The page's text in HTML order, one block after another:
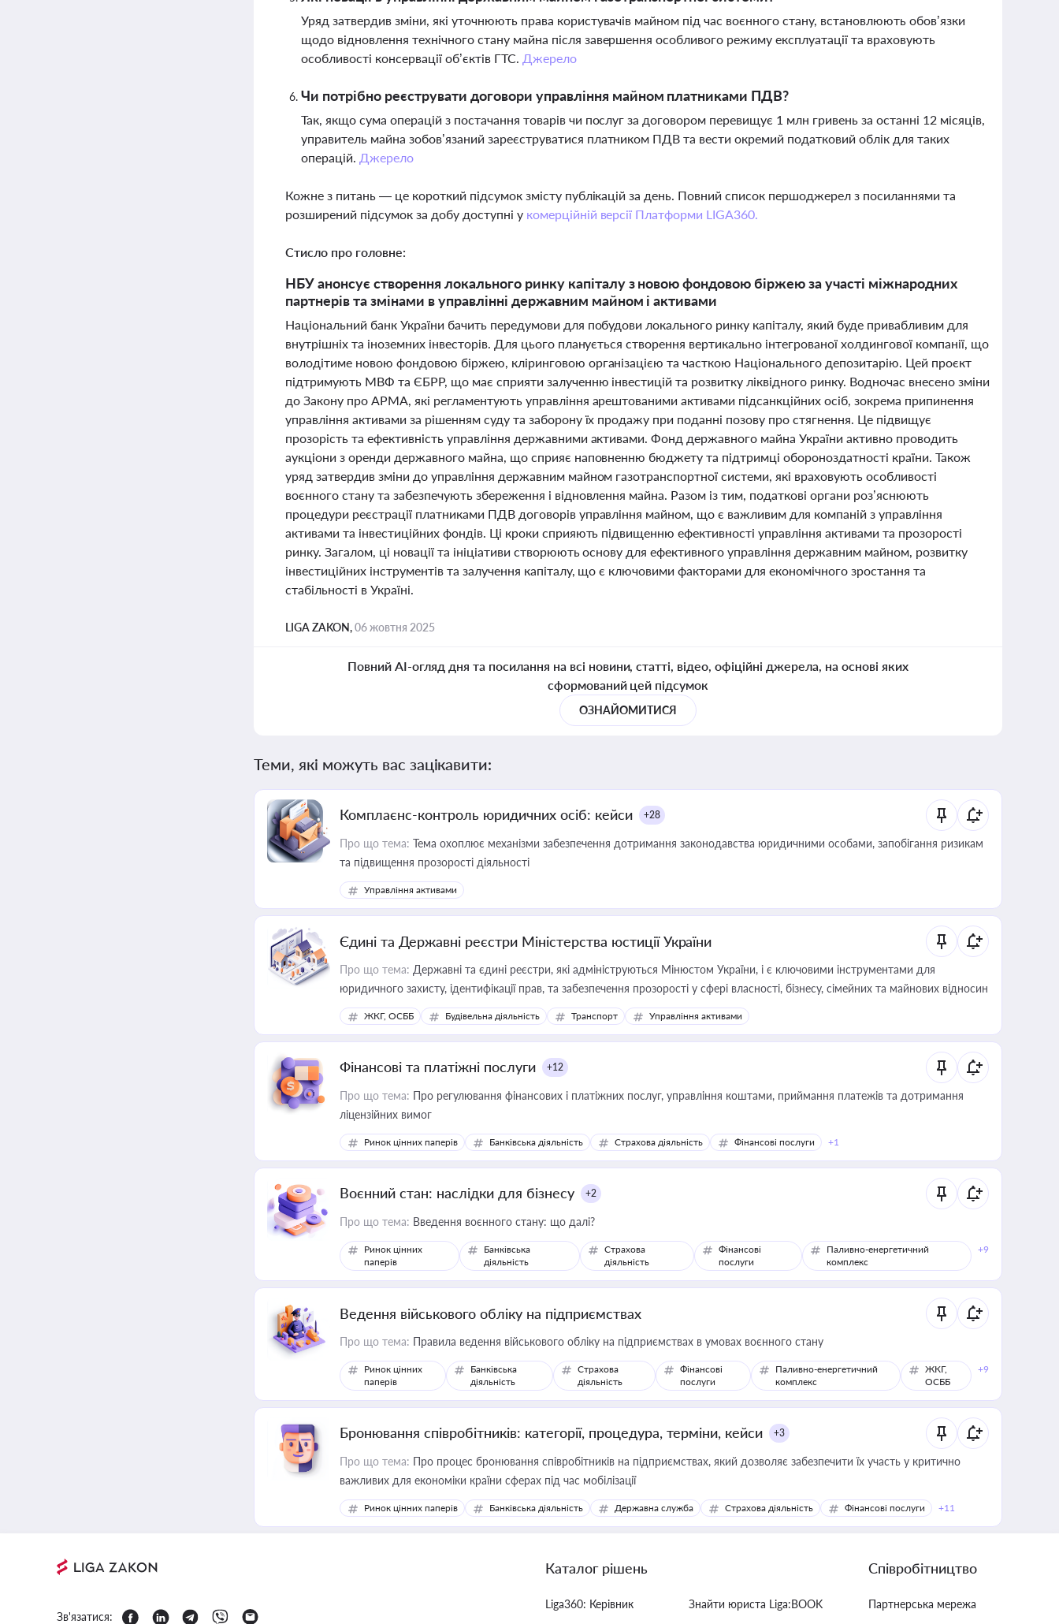
Уряд затвердив зміни, які уточнюють права користувачів майном під час воєнного стану, встановлюють обов’язки
щодо відновлення технічного стану майна після завершення особливого режиму експлуатації та враховують
особливості консервації об’єктів ГТС. Джерело
Чи потрібно реєструвати договори управління майном платниками ПДВ?
Так, якщо сума операцій з постачання товарів чи послуг за договором перевищує 1 млн гривень за останні 12 місяців,
управитель майна зобов’язаний зареєструватися платником ПДВ та вести окремий податковий облік для таких
операцій. Джерело
Кожне з питань — це короткий підсумок змісту публікацій за день. Повний список першоджерел з посиланнями та
розширений підсумок за добу доступні у комерційній версії Платформи LIGA360.
Стисло про головне:
НБУ анонсує створення локального ринку капіталу з новою фондовою біржею за участі міжнародних
партнерів та змінами в управлінні державним майном і активами
Національний банк України бачить передумови для побудови локального ринку капіталу, який буде привабливим для
внутрішніх та іноземних інвесторів. Для цього планується створення вертикально інтегрованої холдингової компанії, що
володітиме новою фондовою біржею, кліринговою організацією та часткою Національного депозитарію. Цей проєкт
підтримують МВФ та ЄБРР, що має сприяти залученню інвестицій та розвитку ліквідного ринку. Водночас внесено зміни
до Закону про АРМА, які регламентують управління арештованими активами підсанкційних осіб, зокрема припинення
управління активами за рішенням суду та заборону їх продажу при поданні позову про стягнення. Це підвищує
прозорість та ефективність управління державними активами. Фонд державного майна України активно проводить
аукціони з оренди державного майна, що сприяє наповненню бюджету та підтримці обороноздатності країни. Також
уряд затвердив зміни до управління державним майном газотранспортної системи, які враховують особливості
воєнного стану та забезпечують збереження і відновлення майна. Разом із тим, податкові органи роз’яснюють
процедури реєстрації платниками ПДВ договорів управління майном, що є важливим для компаній з управління
активами та інвестиційних фондів. Ці кроки сприяють підвищенню ефективності управління активами та прозорості
ринку. Загалом, ці новації та ініціативи створюють основу для ефективного управління державним майном, розвитку
інвестиційних інструментів та залучення капіталу, що є ключовими факторами для економічного зростання та
стабільності в Україні.
LIGA ZAKON,06 жовтня 2025
Повний AI-огляд дня та посилання на всі новини, статті, відео, офіційні джерела, на основі яких
сформований цей підсумок
ОЗНАЙОМИТИСЯ
Теми, які можуть вас зацікавити:
Комплаєнс-контроль юридичних осіб: кейси +28
Про що тема: Тема охоплює механізми забезпечення дотримання законодавства юридичними особами, запобігання ризикам
та підвищення прозорості діяльності
Управління активами
Єдині та Державні реєстри Міністерства юстиції України
Про що тема: Державні та єдині реєстри, які адмініструються Мінюстом України, і є ключовими інструментами для
юридичного захисту, ідентифікації прав, та забезпечення прозорості у сфері власності, бізнесу, сімейних та майнових відносин
ЖКГ, ОСББ Будівельна діяльність Транспорт Управління активами
Фінансові та платіжні послуги +12
Про що тема: Про регулювання фінансових і платіжних послуг, управління коштами, приймання платежів та дотримання
ліцензійних вимог
Ринок цінних паперів Банківська діяльність Страхова діяльність Фінансові послуги +1
Воєнний стан: наслідки для бізнесу +2
Про що тема: Введення воєнного стану: що далі?
Ринок цінних
паперів
Банківська
діяльність
Страхова
діяльність
Фінансові
послуги
Паливно-енергетичний
комплекс
+9
Ведення військового обліку на підприємствах
Про що тема: Правила ведення військового обліку на підприємствах в умовах воєнного стану
Ринок цінних
паперів
Банківська
діяльність
Страхова
діяльність
Фінансові
послуги
Паливно-енергетичний
комплекс
ЖКГ,
ОСББ
+9
Бронювання співробітників: категорії, процедура, терміни, кейси +3
Про що тема: Про процес бронювання співробітників на підприємствах, який дозволяє забезпечити їх участь у критично
важливих для економіки країни сферах під час мобілізації
Ринок цінних паперів Банківська діяльність Державна служба Страхова діяльність Фінансові послуги +11
Зв'язатися:
Каталог рішень
Liga360: Керівник Знайти юриста Liga:BOOK
Співробітництво
Партнерська мережа